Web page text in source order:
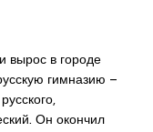
вырос в городе
гимназию –
Он окончил